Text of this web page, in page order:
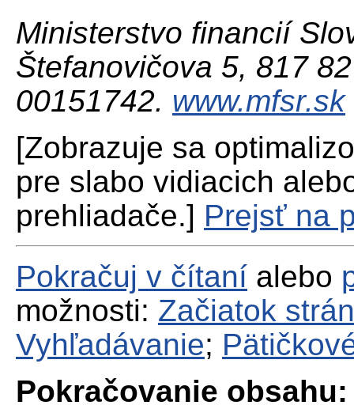
Ministerstvo financií
Štefanovičova 5, 817
00151742. www.mfsr.sk
[Zobrazuje sa
pre slabo vidiacich
prehliadače.] Prejsť na
Pokračuj v čítaní alebo
možnosti: Začiatok
Vyhľadávanie;
Pokračovanie obsahu: